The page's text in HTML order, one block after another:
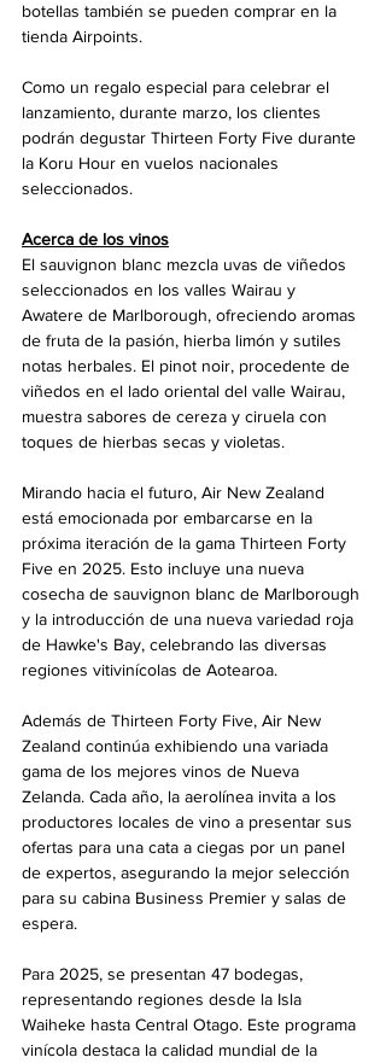
botellas también se pueden comprar en la
tienda Airpoints.
Como un regalo especial para celebrar el
lanzamiento, durante marzo, los clientes
podrán degustar Thirteen Forty Five durante
la Koru Hour en vuelos nacionales
seleccionados.
Acerca de los vinos
El sauvignon blanc mezcla uvas de viñedos
seleccionados en los valles Wairau y
Awatere de Marlborough, ofreciendo aromas
de fruta de la pasión, hierba limón y sutiles
notas herbales. El pinot noir, procedente de
viñedos en el lado oriental del valle Wairau,
muestra sabores de cereza y ciruela con
toques de hierbas secas y violetas.
Mirando hacia el futuro, Air New Zealand
está emocionada por embarcarse en la
próxima iteración de la gama Thirteen Forty
Five en 2025. Esto incluye una nueva
cosecha de sauvignon blanc de Marlborough
y la introducción de una nueva variedad roja
de Hawke's Bay, celebrando las diversas
regiones vitivinícolas de Aotearoa.
Además de Thirteen Forty Five, Air New
Zealand continúa exhibiendo una variada
gama de los mejores vinos de Nueva
Zelanda. Cada año, la aerolínea invita a los
productores locales de vino a presentar sus
ofertas para una cata a ciegas por un panel
de expertos, asegurando la mejor selección
para su cabina Business Premier y salas de
espera.
Para 2025, se presentan 47 bodegas,
representando regiones desde la Isla
Waiheke hasta Central Otago. Este programa
vinícola destaca la calidad mundial de la